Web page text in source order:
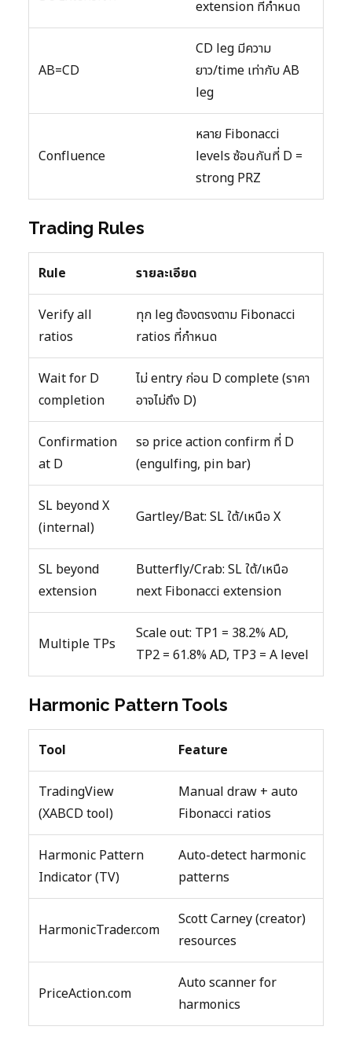
extension ที่กำหนด
AB=CD
CD leg มีความ
ยาว/time เท่ากับ AB
leg
Confluence
หลาย Fibonacci
levels ซ้อนกันที่ D =
strong PRZ
Trading Rules
Rule รายละเอียด
Verify all
ratios
ทุก leg ต้องตรงตาม Fibonacci
ratios ที่กำหนด
Wait for D
completion
ไม่ entry ก่อน D complete (ราคา
อาจไม่ถึง D)
Confirmation
at D
รอ price action confirm ที่ D
(engulfing, pin bar)
SL beyond X
(internal)
Gartley/Bat: SL ใต้/เหนือ X
SL beyond
extension
Butterfly/Crab: SL ใต้/เหนือ
next Fibonacci extension
Multiple TPs
Scale out: TP1 = 38.2% AD,
TP2 = 61.8% AD, TP3 = A level
Harmonic Pattern Tools
Tool Feature
TradingView
(XABCD tool)
Manual draw + auto
Fibonacci ratios
Harmonic Pattern
Indicator (TV)
Auto-detect harmonic
patterns
HarmonicTrader.com
Scott Carney (creator)
resources
PriceAction.com
Auto scanner for
harmonics